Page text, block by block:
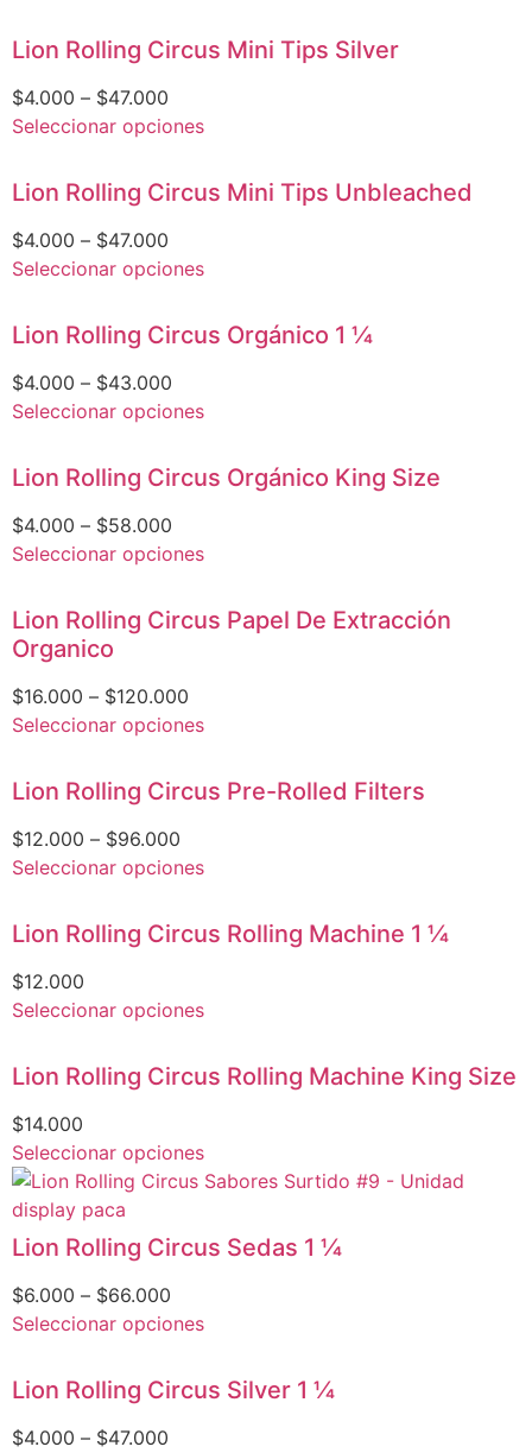
Lion Rolling Circus Mini Tips Silver
$4.000 – $47.000
Seleccionar opciones
Lion Rolling Circus Mini Tips Unbleached
$4.000 – $47.000
Seleccionar opciones
Lion Rolling Circus Orgánico 1 1⁄4
$4.000 – $43.000
Seleccionar opciones
Lion Rolling Circus Orgánico King Size
$4.000 – $58.000
Seleccionar opciones
Lion Rolling Circus Papel De Extracción
Organico
$16.000 – $120.000
Seleccionar opciones
Lion Rolling Circus Pre-Rolled Filters
$12.000 – $96.000
Seleccionar opciones
Lion Rolling Circus Rolling Machine 1 1⁄4
$12.000
Seleccionar opciones
Lion Rolling Circus Rolling Machine King Size
$14.000
Seleccionar opciones
Lion Rolling Circus Sedas 1 1⁄4
$6.000 – $66.000
Seleccionar opciones
Lion Rolling Circus Silver 1 1⁄4
$4.000 – $47.000